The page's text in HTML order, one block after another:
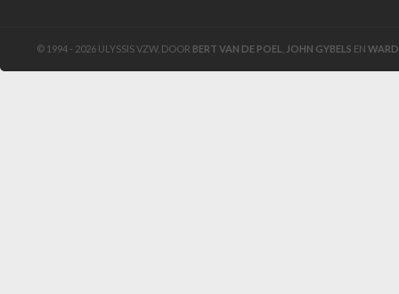
© 1994 - 2026 ULYSSIS VZW, DOOR BERT VAN DE POEL JOHN GYBELS EN